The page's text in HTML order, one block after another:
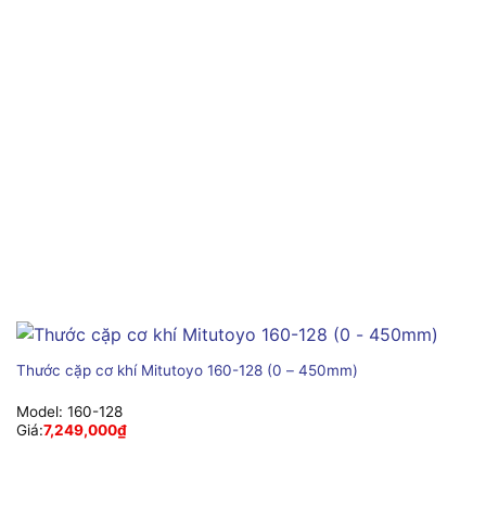
Thước cặp cơ khí Mitutoyo 160-128 (0 – 450mm)
Model: 160-128
Giá:7,249,000₫